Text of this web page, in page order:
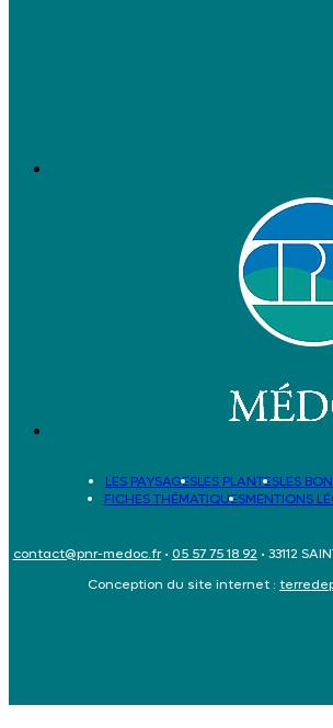
LES PAYSAGESLES PLANTESLES
FICHES THÉMATIQUESMENTIONS
contact@pnr-medoc.fr• 05 57 75 18 92• 33112
Conception du site internet :